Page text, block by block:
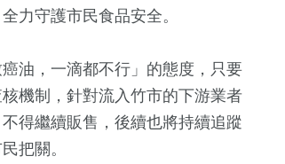
力守護市民食品安全。
油，一滴都不行」的態度，只要
機制，針對流入竹市的下游業者
得繼續販售，後續也將持續追蹤
把關。
552+
綜合
1+
福建林公信俗文
化專區
399
財經及消費